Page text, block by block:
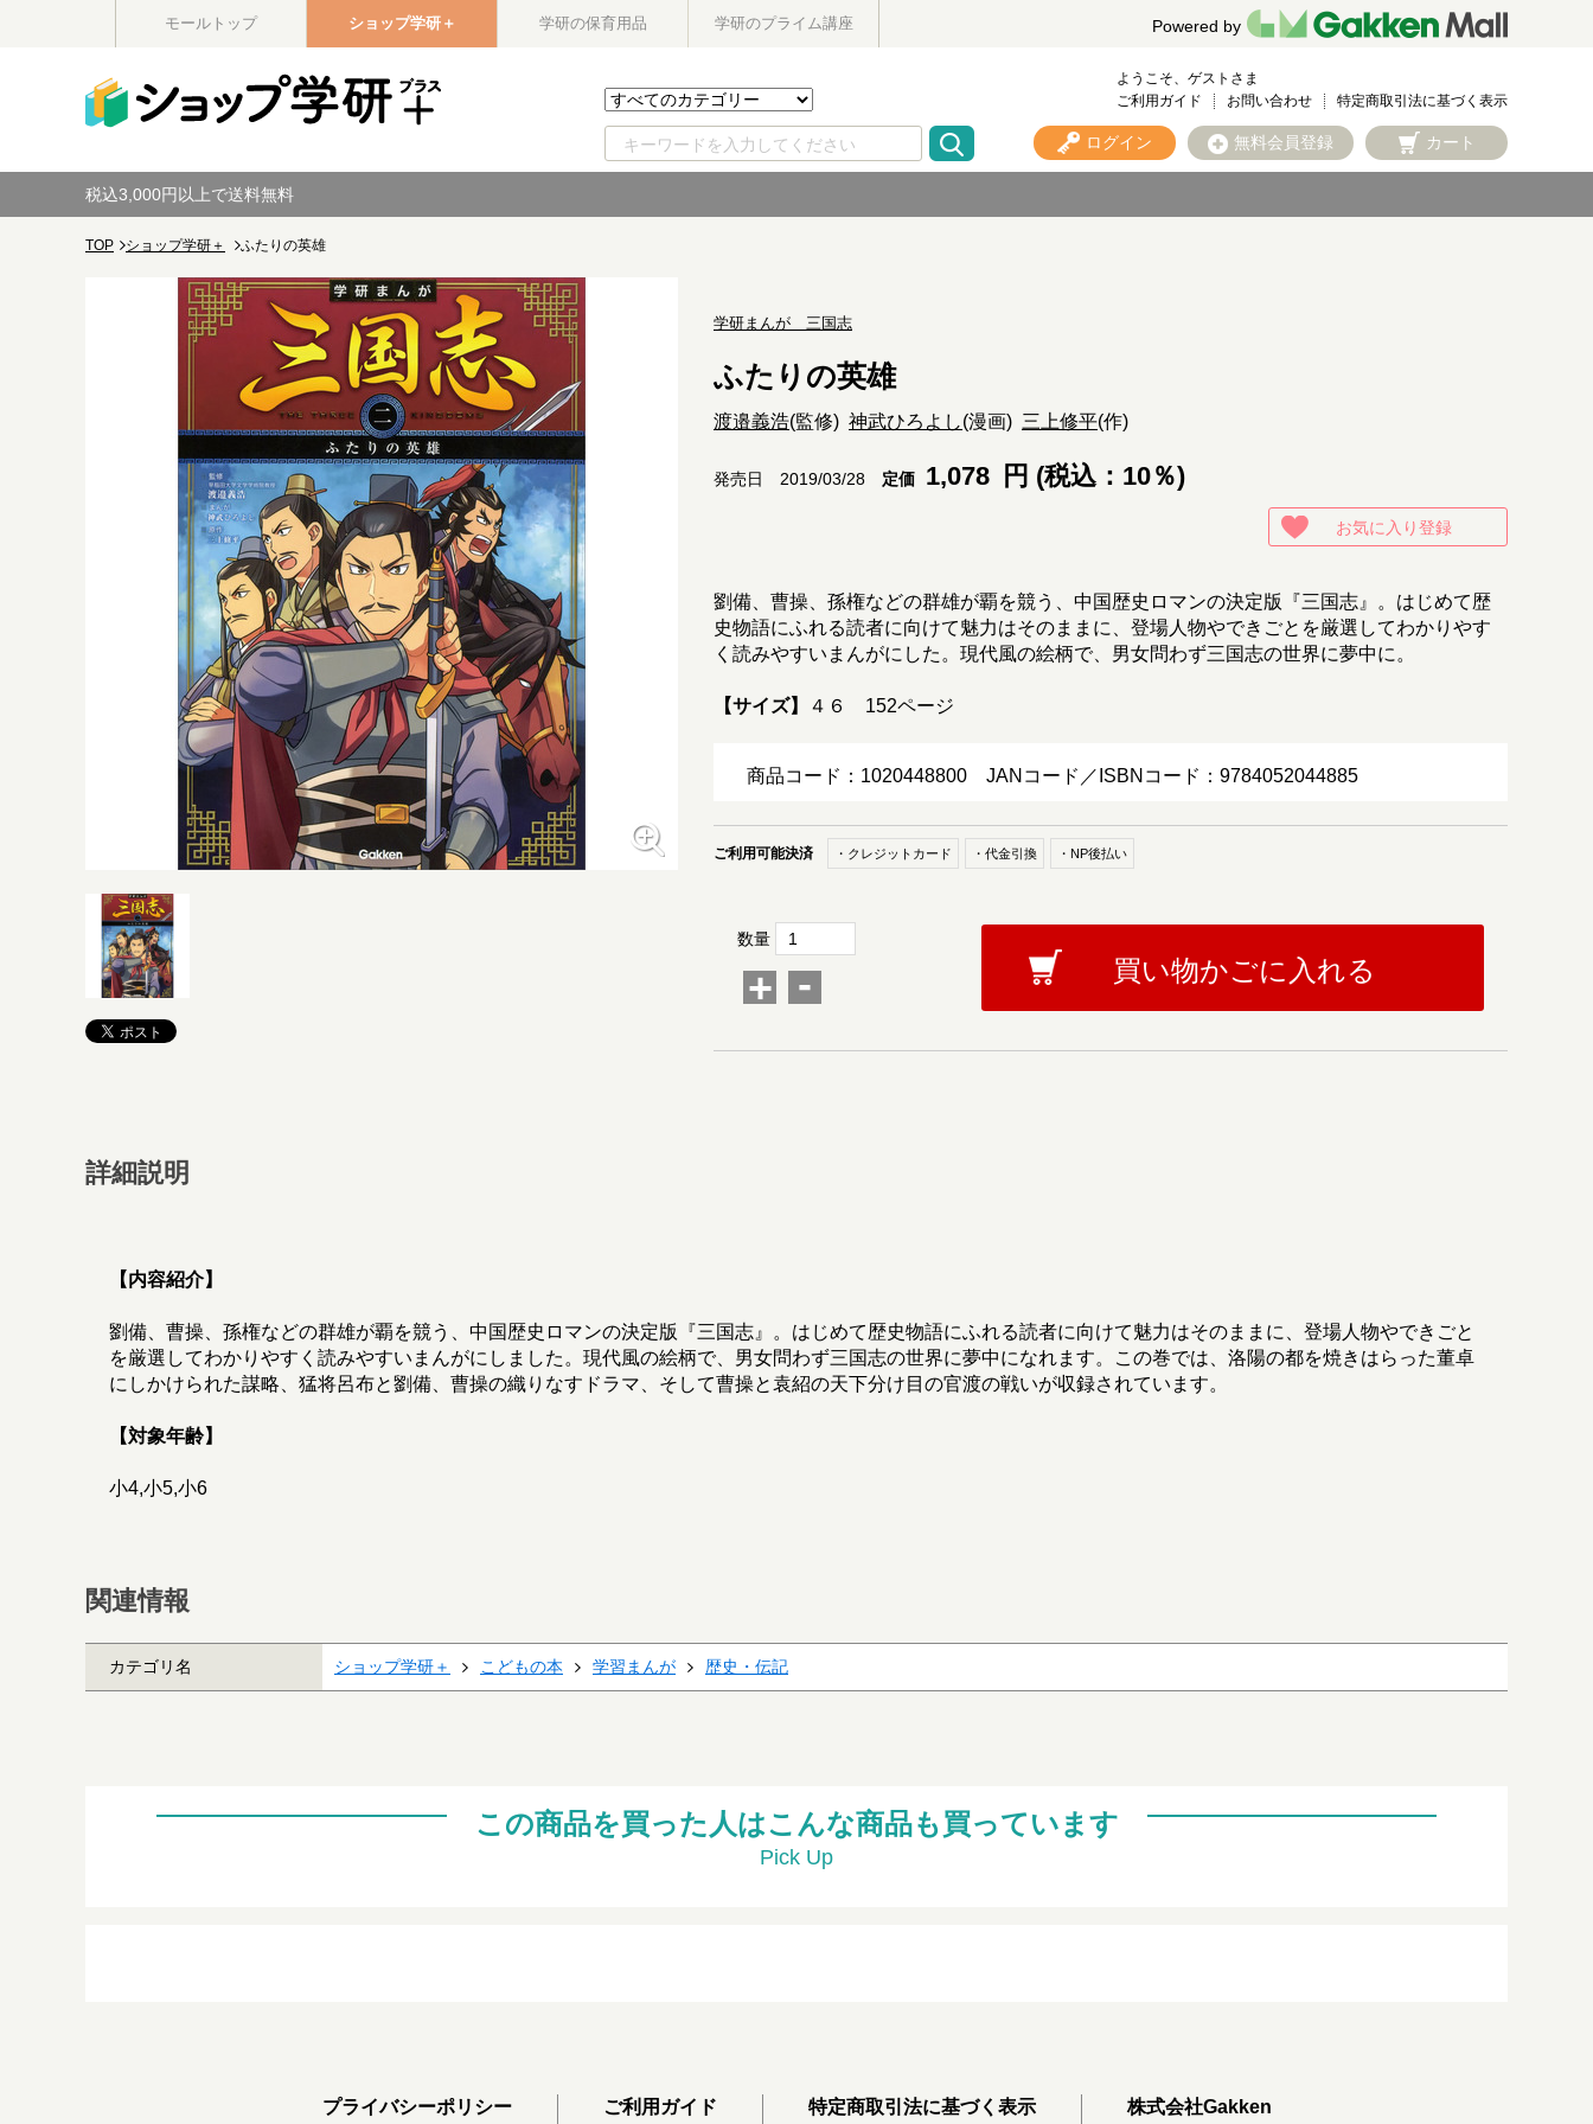
モールトップ ショップ学研＋ 学研の保育用品 学研のプライム講座 Powered by
ようこそ、ゲストさま
ご利用ガイド
お問い合わせ 特定商取引法に基づく表示
ログイン 無料会員登録 カート
税込3,000円以上で送料無料
TOP ショップ学研＋ ふたりの英雄
学研まんが 三国志
ふたりの英雄
渡邉義浩(監修) 神武ひろよし(漫画) 三上修平(作)
発売日 2019/03/28 定価 1,078 円 (税込：10％)
お気に入り登録
劉備、曹操、孫権などの群雄が覇を競う、中国歴史ロマンの決定版『三国志』。はじめて歴
史物語にふれる読者に向けて魅力はそのままに、登場人物やできごとを厳選してわかりやす
く読みやすいまんがにした。現代風の絵柄で、男女問わず三国志の世界に夢中に。
【サイズ】 ４６ 152ページ
商品コード：1020448800 JANコード／ISBNコード：9784052044885
ご利用可能決済 ・クレジットカード ・代金引換 ・NP後払い
数量
+ - 買い物かごに入れる
詳細説明
【内容紹介】
劉備、曹操、孫権などの群雄が覇を競う、中国歴史ロマンの決定版『三国志』。はじめて歴史物語にふれる読者に向けて魅力はそのままに、登場人物やできごと
を厳選してわかりやすく読みやすいまんがにしました。現代風の絵柄で、男女問わず三国志の世界に夢中になれます。この巻では、洛陽の都を焼きはらった董卓
にしかけられた謀略、猛将呂布と劉備、曹操の織りなすドラマ、そして曹操と袁紹の天下分け目の官渡の戦いが収録されています。
【対象年齢】
小4,小5,小6
関連情報
カテゴリ名 ショップ学研＋ こどもの本 学習まんが 歴史・伝記
この商品を買った人はこんな商品も買っています
Pick Up
プライバシーポリシー ご利用ガイド 特定商取引法に基づく表示 株式会社Gakken